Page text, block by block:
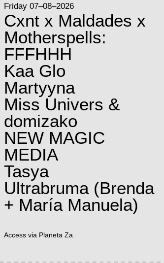
Friday 07–08–2026
Cxnt x Maldades x
Motherspells:
FFFHHH
Kaa Glo
Martyyna
Miss Univers &
domizako
NEW MAGIC
MEDIA
Tasya
Ultrabruma (Brenda
+ María Manuela)
Access via Planeta Za